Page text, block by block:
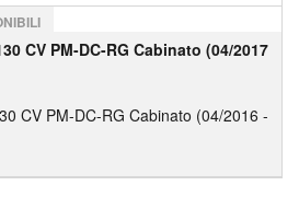
CV PM-DC-RG Cabinato (04/2017
CV PM-DC-RG Cabinato (04/2016 -